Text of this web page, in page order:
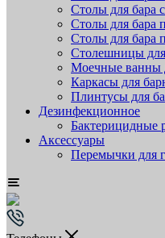
Столы для бара
Столы для бара
Столы для бара
Столешницы
Моечные ванны
Каркасы для
Плинтусы для
Дезинфекционное
Бактерицидные
Аксессуары
Перемычки для